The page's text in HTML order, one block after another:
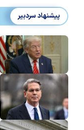
پیشنهاد سردبیر